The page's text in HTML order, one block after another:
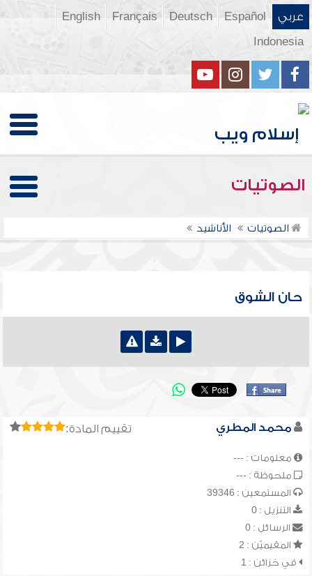
عربي Español
Deutsch
Français
English
Indonesia
الصوتيات
الصوتيات الأناشيد
حان الشوق
تقييم المادة: محمد المطري
معلومات : ---
ملحوظة : ---
المستمعين : 39346
التنزيل : 0
الرسائل : 0
المقيميّن : 2
في خزائن : 1